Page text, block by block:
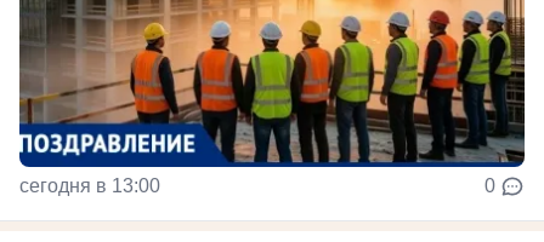
сегодня в 13:00 0